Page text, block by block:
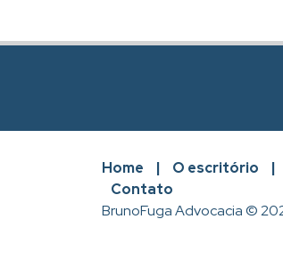
Home | O escritório |
Contato
BrunoFuga Advocacia ©